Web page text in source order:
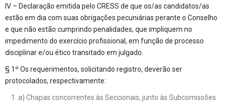
IV – Declaração emitida pelo CRESS de que os/as candidatos/as
estão em dia com suas obrigações pecuniárias perante o Conselho
e que não estão cumprindo penalidades, que impliquem no
impedimento do exercício profissional, em função de processo
disciplinar e/ou ético transitado em julgado.
§ 1º Os requerimentos, solicitando registro, deverão ser
protocolados, respectivamente:
a) Chapas concorrentes às Seccionais, junto às Subcomissões